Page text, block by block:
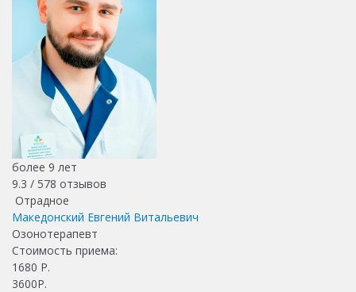
более 9 лет
9.3 / 578 отзывов
Отрадное
Македонский Евгений Витальевич
Озонотерапевт
Стоимость приема:
1680 Р.
3600Р.